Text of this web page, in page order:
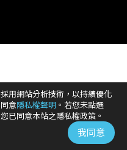
用網站分析技術，以持續優化
意隱私權聲明 。若您未點選
已同意本站之隱私權政策。
我同意